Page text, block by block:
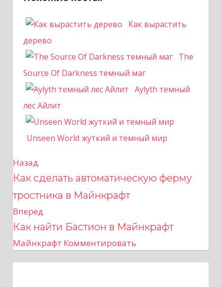
Как вырастить
дерево
The
Source Of Darkness темный маг
Aylyth темный
лес Айлит
Unseen World жуткий и темный мир
Н
а
в
и
г
Назад
Как сделать автоматическую ферму
тростника в Майнкрафт
Вперед
Как найти Бастион в Майнкрафт
Майнкрафт Комментировать